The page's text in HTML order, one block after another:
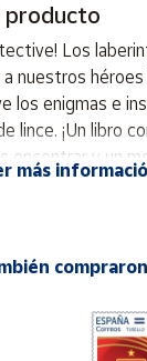
producto
Los
nuestros
los enigmas e
lince. ¡Un libro
encontrar y un
más
compraron